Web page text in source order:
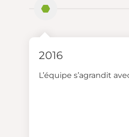
2016
L’équipe s’agrandit